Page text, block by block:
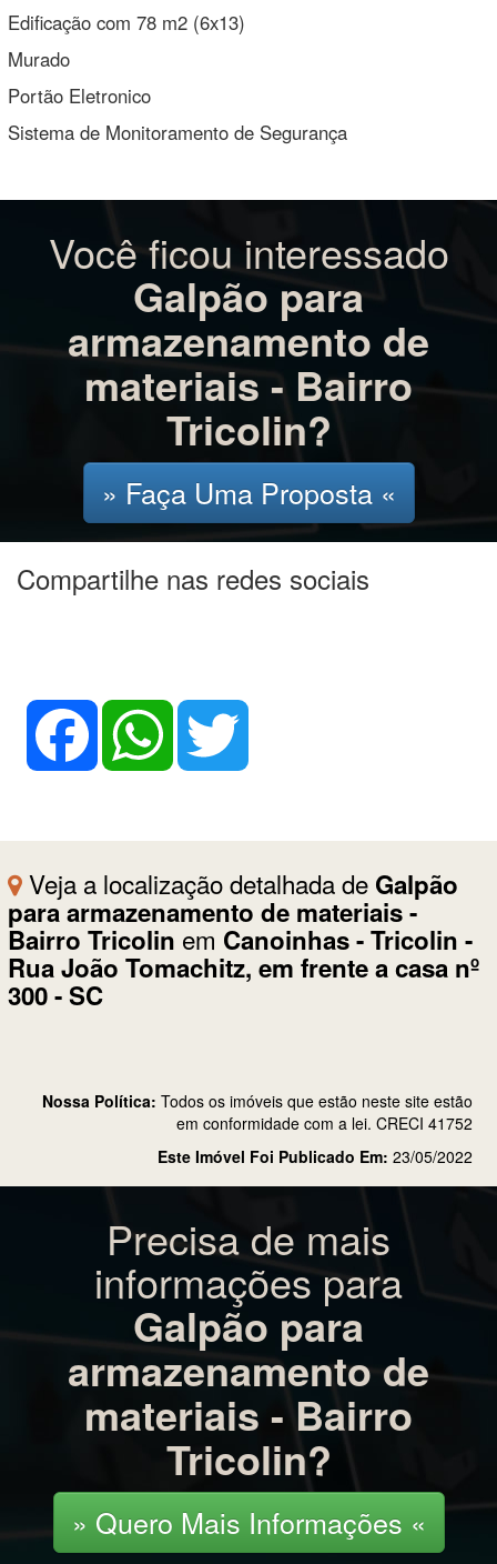
Edificação com 78 m2 (6x13)
Murado
Portão Eletronico
Sistema de Monitoramento de Segurança
Você ficou interessado
Galpão para
armazenamento de
materiais - Bairro
Tricolin?
» Faça Uma Proposta «
Compartilhe nas redes sociais
Facebook WhatsApp
Veja a localização detalhada de Galpão
para armazenamento de materiais -
Bairro Tricolin em Canoinhas - Tricolin -
Rua João Tomachitz, em frente a casa nº
300 - SC
Nossa Política: Todos os imóveis que estão neste site estão
em conformidade com a lei. CRECI 41752
Este Imóvel Foi Publicado Em: 23/05/2022
Precisa de mais
informações para
Galpão para
armazenamento de
materiais - Bairro
Tricolin?
» Quero Mais Informações «